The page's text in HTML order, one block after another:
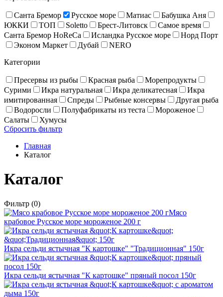
Санта Бремор Русское море Матиас
Бабушка Аня
ЮККИ
ТОП Soletto Брест-Литовск
Самое время
Санта Бремор HoReCa
Исландка Русское море
Норд Порт
Эконом Маркет
Дубай
NERO
Категории
Пресервы из рыбы Красная рыба
Море­про­дукты
Сурими
Икра натуральная Икра деликатесная
Икра
имитированная
Спреды Рыбные консервы
Другая рыба
Водоросли
Полуфабрикаты из теста
Мороженое
Салаты
Хумусы
Сбросить фильтр
Главная
Каталог
Каталог
Фильтр (0)
Мясо
крабовое Русское море мороженое 200 г
Икра сельди ястычная "К картошке" "Традиционная" 150г
Икра сельди ястычная "К картошке" пряный посол 150г